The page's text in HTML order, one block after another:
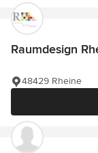
Raumdesign
48429 Rheine